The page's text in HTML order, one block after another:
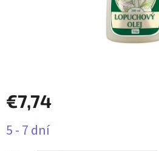
€7,74
cena:
5 - 7 dní